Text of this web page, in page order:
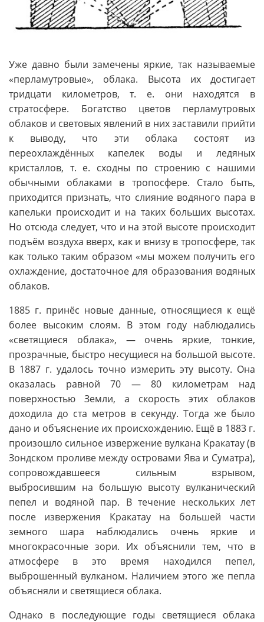
Уже давно были замечены яркие, так называемые
«перламутровые», облака. Высота их достигает
тридцати километров, т. е. они находятся в
стратосфере. Богатство цветов перламутровых
облаков и световых явлений в них заставили прийти
к выводу, что эти облака состоят из
переохлаждённых капелек воды и ледяных
кристаллов, т. е. сходны по строению с нашими
обычными облаками в тропосфере. Стало быть,
приходится признать, что слияние водяного пара в
капельки происходит и на таких больших высотах.
Но отсюда следует, что и на этой высоте происходит
подъём воздуха вверх, как и внизу в тропосфере, так
как только таким образом «мы можем получить его
охлаждение, достаточное для образования водяных
облаков.
1885 г. принёс новые данные, относящиеся к ещё
более высоким слоям. В этом году наблюдались
«светящиеся облака», — очень яркие, тонкие,
прозрачные, быстро несущиеся на большой высоте.
В 1887 г. удалось точно измерить эту высоту. Она
оказалась равной 70 — 80 километрам над
поверхностью Земли, а скорость этих облаков
доходила до ста метров в секунду. Тогда же было
дано и объяснение их происхождению. Ещё в 1883 г.
произошло сильное извержение вулкана Кракатау (в
Зондском проливе между островами Ява и Суматра),
сопровождавшееся сильным взрывом,
выбросившим на большую высоту вулканический
пепел и водяной пар. В течение нескольких лет
после извержения Кракатау на большей части
земного шара наблюдались очень яркие и
многокрасочные зори. Их объяснили тем, что в
атмосфере в это время находился пепел,
выброшенный вулканом. Наличием этого же пепла
объясняли и светящиеся облака.
Однако в последующие годы светящиеся облака